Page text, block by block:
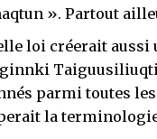
». Partout
loi créerait
parmi toutes
la